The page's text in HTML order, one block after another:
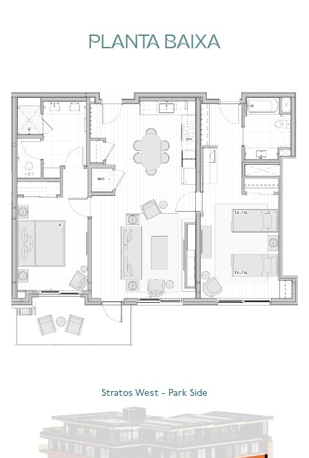
PLANTA BAIXA
Stratos West - Park Side